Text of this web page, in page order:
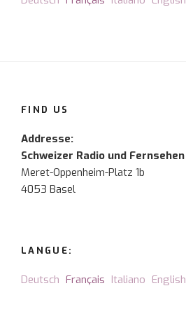
FIND US
Addresse:
Schweizer Radio und Fernsehen
Meret-Oppenheim-Platz 1b
4053 Basel
LANGUE:
Deutsch Français Italiano English